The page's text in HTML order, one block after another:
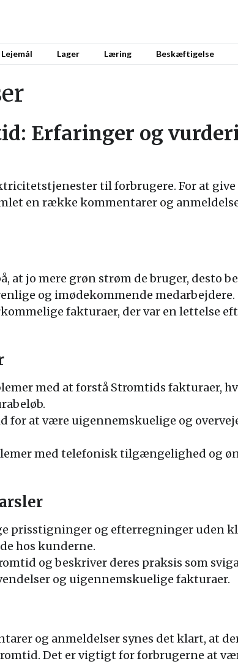
Lejemål Lager Læring Beskæftigelse
Erfaringer og
til forbrugere. For at
en række kommentarer og
at jo mere grøn strøm de bruger, desto
og imødekommende medarbejdere.
fakturaer, der var en lettelse
med at forstå Stromtids fakturaer,
for at være uigennemskuelige og
med telefonisk tilgængelighed og
prisstigninger og efterregninger uden
hos kunderne.
og beskriver deres praksis som
og uigennemskuelige fakturaer.
og anmeldelser synes det klart, at
Det er vigtigt for forbrugerne at